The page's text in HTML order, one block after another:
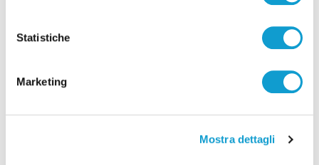
Statistiche
Marketing
Mostra dettagli